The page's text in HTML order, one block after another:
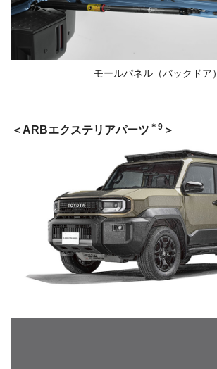
モールパネル （バックドア）
ARBエクステリアパーツ ＊9